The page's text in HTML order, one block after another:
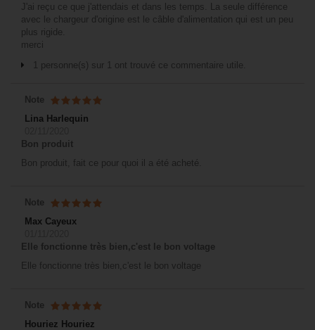
J'ai reçu ce que j'attendais et dans les temps. La seule différence
avec le chargeur d'origine est le câble d'alimentation qui est un peu
plus rigide.
merci
1 personne(s) sur 1 ont trouvé ce commentaire utile.
Note
Lina Harlequin
Bon produit
Bon produit, fait ce pour quoi il a été acheté.
Note
Max Cayeux
Elle fonctionne très bien,c'est le bon voltage
Elle fonctionne très bien,c'est le bon voltage
Note
Houriez Houriez